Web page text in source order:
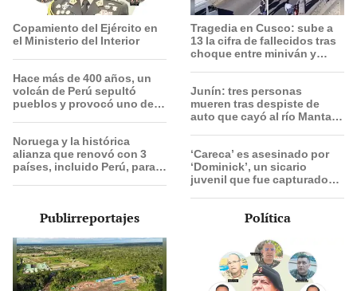
Copamiento del Ejército en
el Ministerio del Interior
Hace más de 400 años, un
volcán de Perú sepultó
pueblos y provocó uno de
monitoreo
Noruega y la histórica
alianza que renovó con 3
países, incluido Perú, para
Tragedia en Cusco: sube a
13 la cifra de fallecidos tras
choque entre miniván y
Junín: tres personas
mueren tras despiste de
auto que cayó al río Mantaro
‘Careca’ es asesinado por
‘Dominick’, un sicario
juvenil que fue capturado
Publirreportajes Política